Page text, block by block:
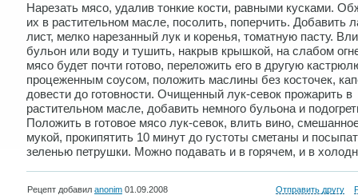
Нарезать мясо, удалив тонкие кости, равными кусками.
их в растительном масле, посолить, поперчить. Добавить
лист, мелко нарезанный лук и коренья, томатную пасту.
бульон или воду и тушить, накрыв крышкой, на слабом
мясо будет почти готово, переложить его в другую
процеженным соусом, положить маслины без косточек,
довести до готовности. Очищенный лук-севок прожарить в
растительном масле, добавить немного бульона и
Положить в готовое мясо лук-севок, влить вино,
мукой, прокипятить 10 минут до густоты сметаны и
зеленью петрушки. Можно подавать и в горячем, и в
Рецепт добавил anonim 01.09.2008 Отправить другу